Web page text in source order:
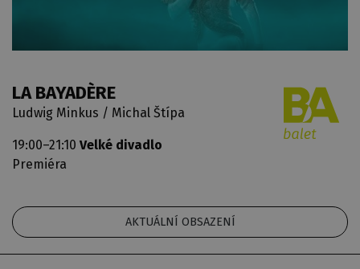
LA BAYADÈRE
Ludwig Minkus / Michal Štípa
19:00–21:10 Velké divadlo
Premiéra
AKTUÁLNÍ OBSAZENÍ